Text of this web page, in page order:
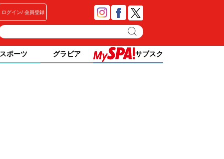
ログイン 会員登録
スポーツ グラビア サブスク